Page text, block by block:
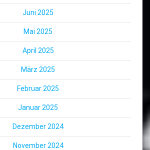
Juni 2025
Mai 2025
April 2025
März 2025
Februar 2025
Januar 2025
Dezember 2024
November 2024